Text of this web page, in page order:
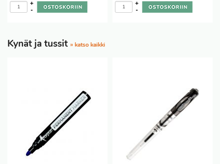
-
+
-
+
Kynät ja tussit » katso kaikki